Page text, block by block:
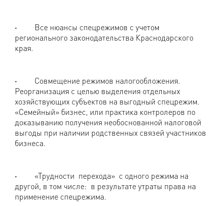
·
Все нюансы спецрежимов с учетом
регионального законодательства Краснодарского
края.
·
Совмещение режимов налогообложения.
Реорганизация с целью выделения отдельных
хозяйствующих субъектов на выгодный спецрежим.
«Семейный» бизнес, или практика контролеров по
доказыванию получения необоснованной налоговой
выгоды при наличии родственных связей участников
бизнеса.
·
«Трудности перехода» с одного режима на
другой, в том числе: в результате утраты права на
применение спецрежима.